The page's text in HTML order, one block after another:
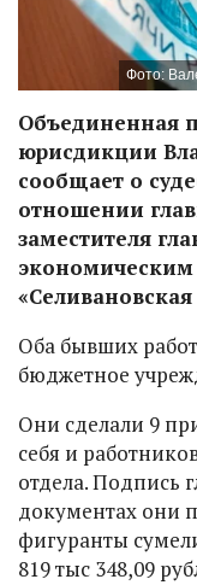
Фото:
Объединенная
юрисдикции
сообщает о
отношении
заместителя
Оба бывших
бюджетное
Они сделали 9
себя и
отдела. Подпись
документах они
фигуранты
819 тыс 348,09